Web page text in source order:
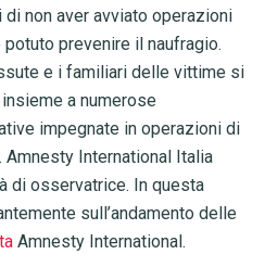
di non aver avviato operazioni
prevenire il naufragio.
e i familiari delle vittime si
a numerose
impegnate in operazioni di
International Italia
di osservatrice. In questa
sull’andamento delle
Amnesty International.